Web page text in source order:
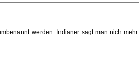
werden. Indianer sagt man nich mehr.